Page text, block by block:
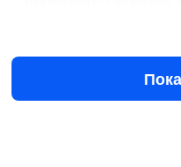
6450 ₽за всё до 5 чел.